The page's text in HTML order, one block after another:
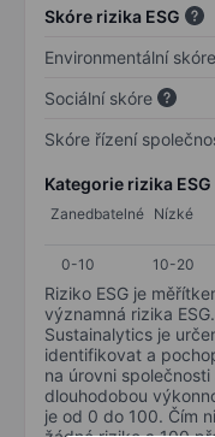
Skóre rizika ESG
Environmentální skóre
Sociální skóre
Skóre řízení
Kategorie rizika ESG
Zanedbatelné Nízké
0-10
10-20
Riziko ESG je
významná rizika
Sustainalytics je
identifikovat a
na úrovni
dlouhodobou
je od 0 do 100. Čím